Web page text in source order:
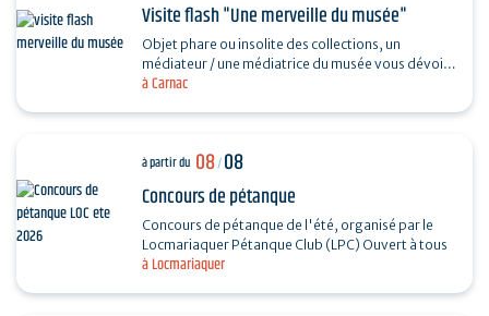
à Carnac
Visite flash "Une merveille du musée"
Objet phare ou insolite des collections, un
médiateur / une médiatrice du musée vous dévoile
son histoire. Sans réservation. Durée 30…
à Locmariaquer
à partir du 08/08
Concours de pétanque
Concours de pétanque de l'été, organisé par le
Locmariaquer Pétanque Club (LPC) Ouvert à tous